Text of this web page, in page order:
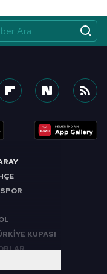
KUPASI